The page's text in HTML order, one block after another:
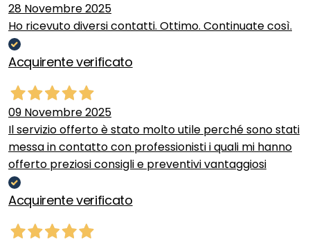
28 Novembre 2025
Ho ricevuto diversi contatti. Ottimo. Continuate così.
Acquirente verificato
09 Novembre 2025
Il servizio offerto è stato molto utile perché sono stati
messa in contatto con professionisti i quali mi hanno
offerto preziosi consigli e preventivi vantaggiosi
Acquirente verificato